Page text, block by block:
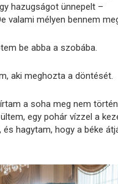
hazugságot ünnepelt –
valami mélyen bennem
be abba a szobába.
aki meghozta a döntését.
a soha meg nem
egy pohár vízzel a
hagytam, hogy a béke